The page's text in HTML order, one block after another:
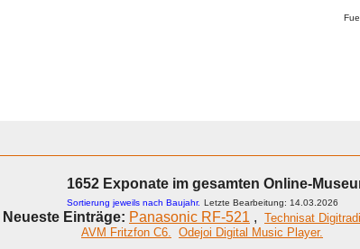
1652 Exponate im gesamten Online-
Sortierung jeweils nach Baujahr. Letzte Bearbeitung: 14.03.2026
Neueste Einträge: Panasonic RF-521 , Technisat
AVM Fritzfon C6. Odejoi Digital Music Player.